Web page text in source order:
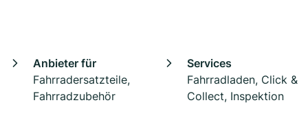
Anbieter für
Fahrradersatzteile,
Fahrradzubehör
Services
Fahrradladen, Click &
Collect, Inspektion